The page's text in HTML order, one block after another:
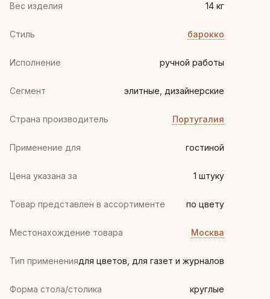
Вес изделия 14 кг
Стиль барокко
Иcполнение ручной работы
Сегмент элитные, дизайнерские
Страна производитель Португалия
Применение для гостиной
Цена указана за 1 штуку
Товар представлен в ассортименте по цвету
Местонахождение товара Москва
Тип применениядля цветов, для газет и журналов
Форма стола/столика круглые